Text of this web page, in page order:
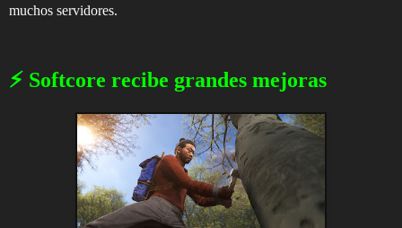
muchos servidores.
⚡ Softcore recibe grandes mejoras